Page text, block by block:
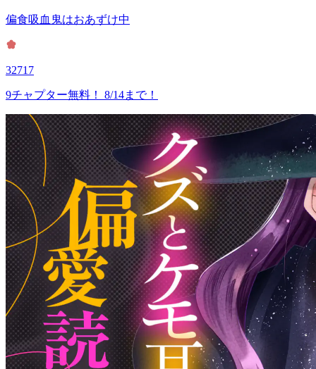
偏食吸血鬼はおあずけ中
32717
9チャプター無料！ 8/14まで！